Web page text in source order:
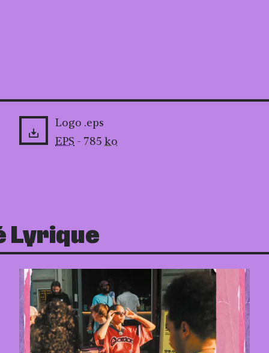
Logo .eps
EPS - 785 ko
Lyrique